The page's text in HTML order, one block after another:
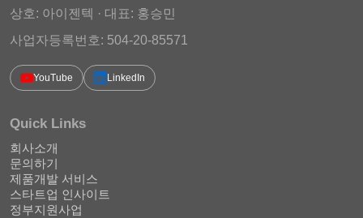
상호: 아이젠텍 · 대표: 홍승민
사업자등록번호: 504-20-85571
YouTube LinkedIn
Quick Links
회사소개
문의하기
제품개발 서비스
스타트업 인사이트
정부지원사업